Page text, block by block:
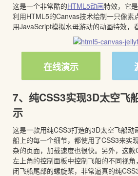
这是一个非常酷的HTML5动画特效，它
利用HTML5的Canvas技术绘制一只像素
用JavaScript模拟水母游动的动画特效，
在线演示
7、纯CSS3实现3D太空飞
示
这是一款用纯CSS3打造的3D太空飞船动
船上的每一个细节，都使用了CSS3来实
杂的页面，加载速度也很快。另外，这
左上角的控制面板中控制飞船的不同视
闭飞船尾部的螺旋桨，非常逼真的纯CSS3